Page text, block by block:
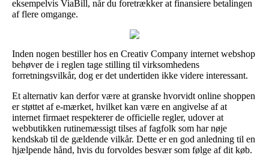
eksempelvis ViaBill, når du foretrækker at finansiere betalingen
af flere omgange.
Inden nogen bestiller hos en Creativ Company internet webshop
behøver de i reglen tage stilling til virksomhedens
forretningsvilkår, dog er det undertiden ikke videre interessant.
Et alternativ kan derfor være at granske hvorvidt online shoppen
er støttet af e-mærket, hvilket kan være en angivelse af at
internet firmaet respekterer de officielle regler, udover at
webbutikken rutinemæssigt tilses af fagfolk som har nøje
kendskab til de gældende vilkår. Dette er en god anledning til en
hjælpende hånd, hvis du forvoldes besvær som følge af dit køb.